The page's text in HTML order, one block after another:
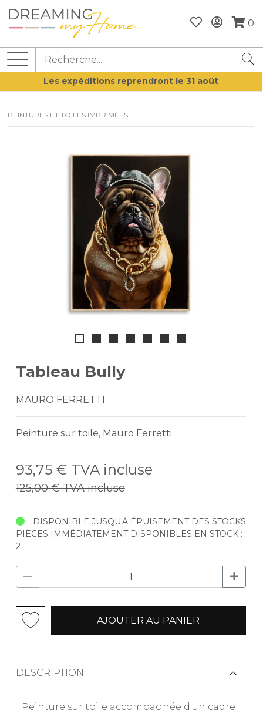
0
Les expéditions reprendront le 31 août
PEINTURES ET TOILES IMPRIMÉES
Tableau Bully
MAURO FERRETTI
Peinture sur toile, Mauro Ferretti
93,75 € TVA incluse
125,00 €TVA incluse
DISPONIBLE JUSQU'À ÉPUISEMENT DES STOCKS
PIÈCES IMMÉDIATEMENT DISPONIBLES EN STOCK :
2
AJOUTER AU PANIER
DESCRIPTION
Peinture sur toile accompagnée d'un cadre